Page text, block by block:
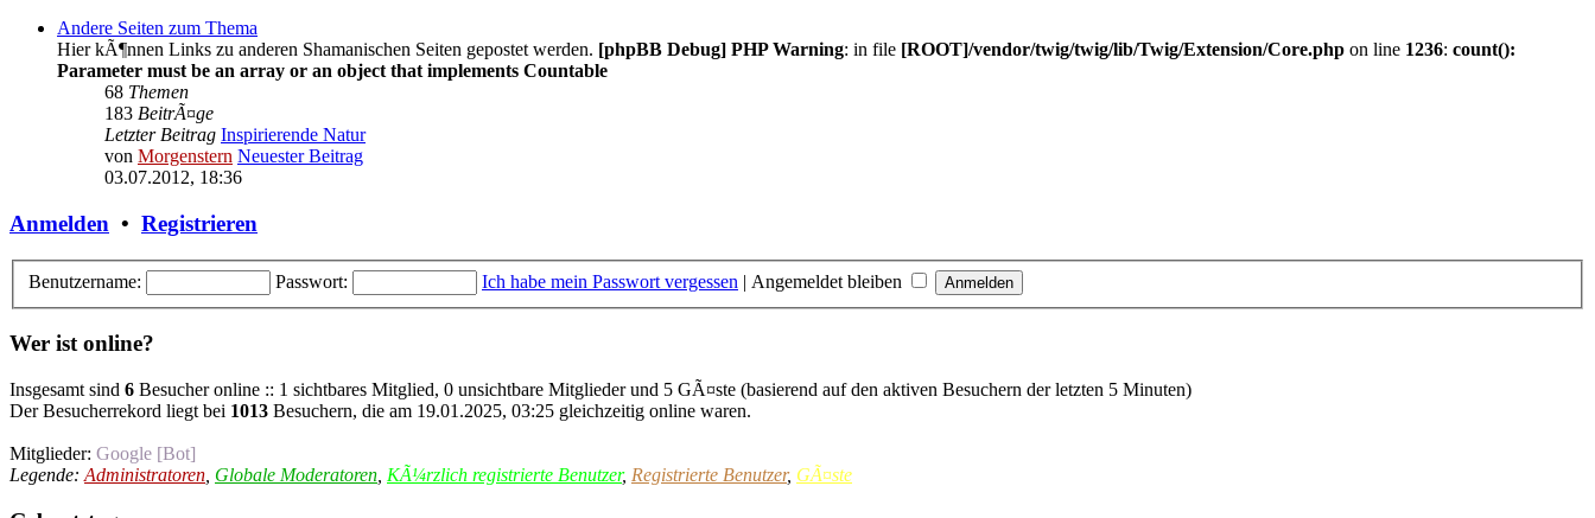
Andere Seiten zum Thema
Hier kÃ¶nnen Links zu anderen Shamanischen Seiten gepostet werden. [phpBB Debug] PHP Warning: in file [ROOT]/vendor/twig/twig/lib/Twig/Extension/Core.php on line 1236: count():
Parameter must be an array or an object that implements Countable
68 Themen
183 BeitrÃ¤ge
Letzter Beitrag Inspirierende Natur
von Morgenstern Neuester Beitrag
03.07.2012, 18:36
Anmelden • Registrieren
Benutzername: Passwort: Ich habe mein Passwort vergessen | Angemeldet bleiben
Wer ist online?
Insgesamt sind 6 Besucher online :: 1 sichtbares Mitglied, 0 unsichtbare Mitglieder und 5 GÃ¤ste (basierend auf den aktiven Besuchern der letzten 5 Minuten)
Der Besucherrekord liegt bei 1013 Besuchern, die am 19.01.2025, 03:25 gleichzeitig online waren.
Mitglieder: Google [Bot]
Legende: Administratoren Globale Moderatoren KÃ¼rzlich registrierte Benutzer, Registrierte Benutzer, GÃ¤ste